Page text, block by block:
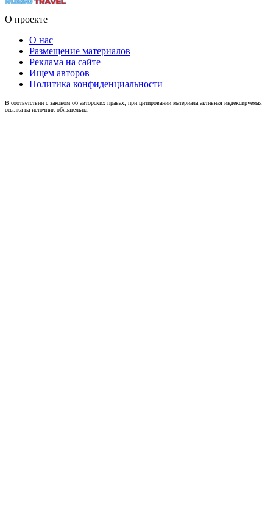
О проекте
О нас
Размещение материалов
Реклама на сайте
Ищем авторов
Политика конфиденциальности
В соответствии с законом об авторских правах, при цитировании материала активная индексируемая
ссылка на источник обязательна.